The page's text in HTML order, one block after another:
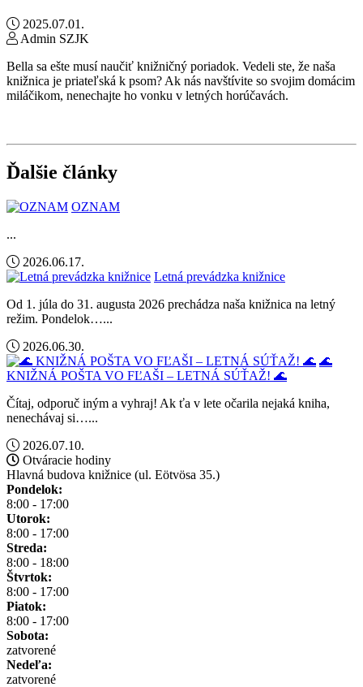
2025.07.01.
Admin SZJK
Bella sa ešte musí naučiť knižničný poriadok. Vedeli ste, že naša
knižnica je priateľská k psom? Ak nás navštívite so svojim domácim
miláčikom, nenechajte ho vonku v letných horúčavách.
Ďalšie články
OZNAM
...
2026.06.17.
Letná prevádzka knižnice
Od 1. júla do 31. augusta 2026 prechádza naša knižnica na letný
režim. Pondelok…...
2026.06.30.
🌊
KNIŽNÁ POŠTA VO FĽAŠI – LETNÁ SÚŤAŽ! 🌊
Čítaj, odporuč iným a vyhraj! Ak ťa v lete očarila nejaká kniha,
nenechávaj si…...
2026.07.10.
Otváracie hodiny
Hlavná budova knižnice (ul. Eötvösa 35.)
Pondelok:
8:00 - 17:00
Utorok:
8:00 - 17:00
Streda:
8:00 - 18:00
Štvrtok:
8:00 - 17:00
Piatok:
8:00 - 17:00
Sobota:
zatvorené
Nedeľa:
zatvorené